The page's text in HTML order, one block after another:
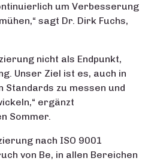
um Verbesserung
sagt Dr. Dirk Fuchs,
nicht als Endpunkt,
Unser Ziel ist es, auch in
Standards zu messen und
ergänzt
Sommer.
nach ISO 9001
von Be, in allen Bereichen